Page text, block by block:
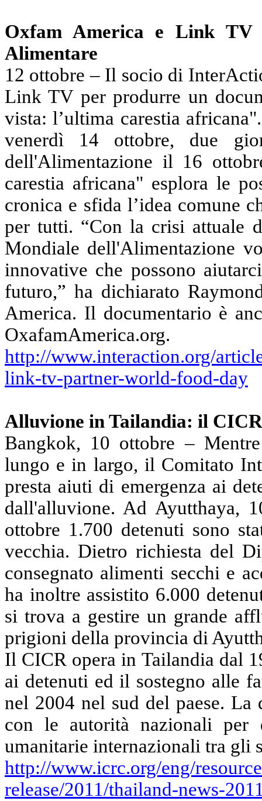
Oxfam America e LinkTV
Alimentare
12 ottobre – Il socio di
Link TV per produrre un
vista: l’ultima carestia
venerdì 14 ottobre, due
dell'Alimentazione il 16
carestia africana" esplora le
cronica e sfida l’idea comune
per tutti. “Con la crisi attuale
Mondiale dell'Alimentazione
innovative che possono
futuro,” ha dichiarato
America. Il documentario è
OxafamAmerica.org.
http://www.interaction.org/
link-tv-partner-world-food-day
Alluvione in Tailandia: il
Bangkok, 10 ottobre–
lungo e in largo, il Comitato
presta aiuti di emergenza ai
dall'alluvione. Ad Ayutthaya,
ottobre 1.700 detenuti sono
vecchia. Dietro richiesta del
consegnato alimenti secchi e
ha inoltre assistito 6.000
si trova a gestire un grande
prigioni della provincia di
Il CICR opera in Tailandia dal
ai detenuti ed il sostegno alle
nel 2004 nel sud del paese.
con le autorità nazionali per
umanitarie internazionali tra gli
http://www.icrc.org/eng/
release/2011/thailand-news-